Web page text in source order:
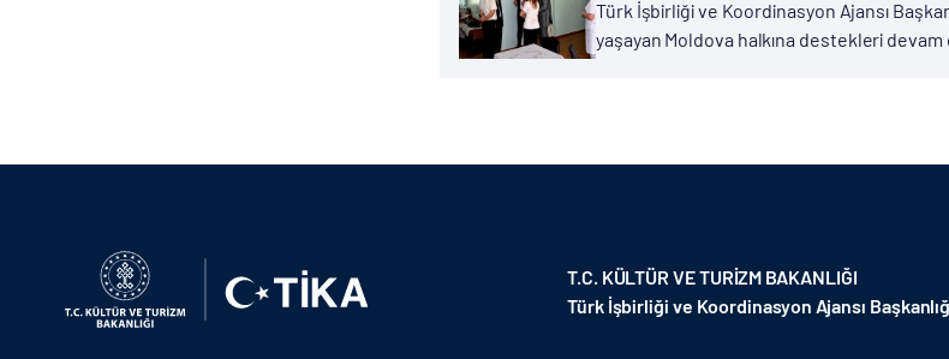
Türk İşbirliği ve Koordinasyon Ajansı
yaşayan Moldova halkına destekleri
T.C. KÜLTÜR VE TURİZM BAKANLIĞI
Türk İşbirliği ve Koordinasyon Ajansı